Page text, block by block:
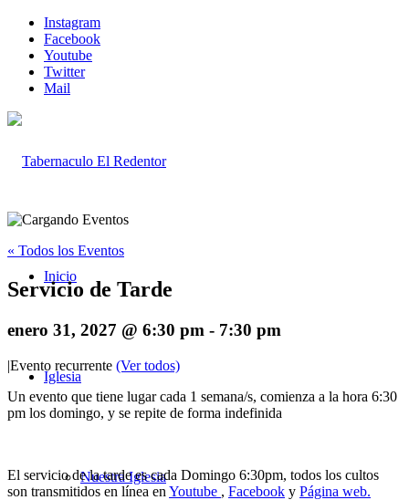
Instagram
Facebook
Youtube
Twitter
Mail
Inicio
Iglesia
Nuestra Iglesia
« Todos los Eventos
Servicio de Tarde
enero 31, 2027 @ 6:30 pm - 7:30 pm
|Evento recurrente (Ver todos)
Un evento que tiene lugar cada 1 semana/s, comienza a la hora 6:30
pm los domingo, y se repite de forma indefinida
El servicio de la tarde es cada Domingo 6:30pm, todos los cultos
son transmitidos en línea en Youtube , Facebook y Página web.